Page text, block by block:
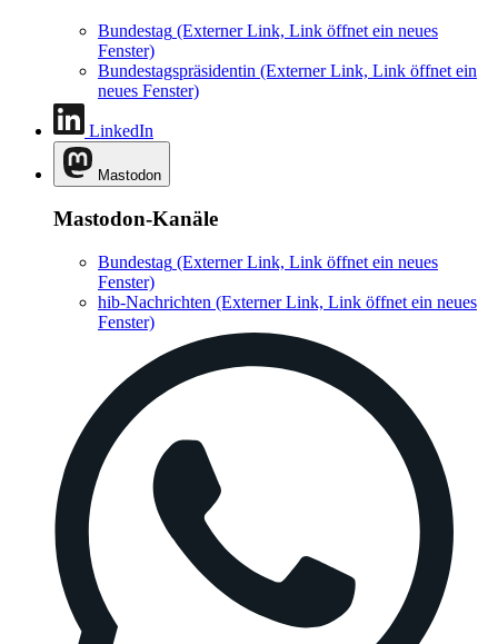
Bundestag (Externer Link, Link öffnet ein neues
Fenster)
Bundestagspräsidentin (Externer Link, Link öffnet ein
neues Fenster)
LinkedIn
Mastodon
Mastodon-Kanäle
Bundestag (Externer Link, Link öffnet ein neues
Fenster)
hib-Nachrichten (Externer Link, Link öffnet ein neues
Fenster)